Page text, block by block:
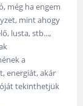
még ha engem
mint ahogy
lusta, stb...,
a
energiát, akár
tekinthetjük